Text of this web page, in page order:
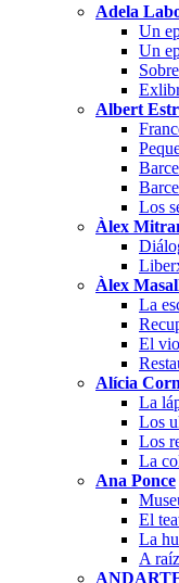
Adela
Un
Un
Albert
Los
Àlex
Àlex
La
El
Alícia
La
Los
Los
La
Ana Ponce
El
La
A